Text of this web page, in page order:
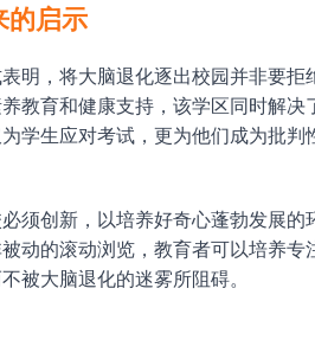
的启示
明，将大脑退化逐出校园并非要拒
教育和健康支持，该学区同时解决
学生应对考试，更为他们成为批
须创新，以培养好奇心蓬勃发展的
动的滚动浏览，教育者可以培养专
被大脑退化的迷雾所阻碍。